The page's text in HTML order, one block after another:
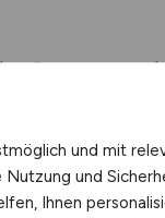
Ort. Das spart
tätig sind
und mit
und
Ihnen